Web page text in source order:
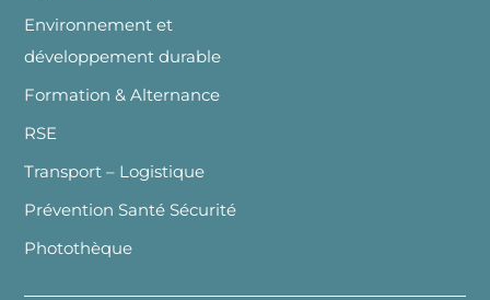
Environnement et
développement durable
Formation & Alternance
RSE
Transport – Logistique
Prévention Santé Sécurité
Photothèque